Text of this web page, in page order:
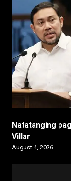
Natatanging
Villar
August 4, 2026